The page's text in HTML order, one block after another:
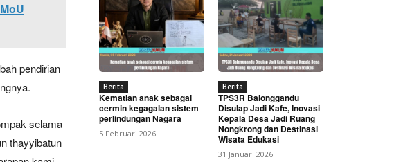
pendirian
selama
thayyibatun
Berita
Kematian anak sebagai
cermin kegagalan sistem
perlindungan Nagara
5 Februari 2026
Berita
TPS3R Balonggandu
Disulap Jadi Kafe, Inovasi
Kepala Desa Jadi Ruang
Nongkrong dan Destinasi
Wisata Edukasi
31 Januari 2026